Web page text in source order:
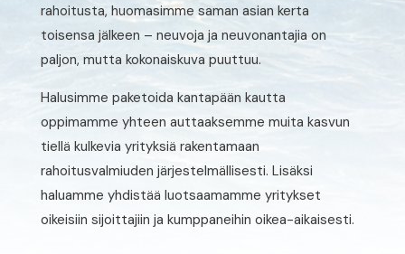
rahoitusta, huomasimme saman asian kerta
toisensa jälkeen – neuvoja ja neuvonantajia on
paljon, mutta kokonaiskuva puuttuu.
Halusimme paketoida kantapään kautta
oppimamme yhteen auttaaksemme muita kasvun
tiellä kulkevia yrityksiä rakentamaan
rahoitusvalmiuden järjestelmällisesti. Lisäksi
haluamme yhdistää luotsaamamme yritykset
oikeisiin sijoittajiin ja kumppaneihin oikea-aikaisesti.